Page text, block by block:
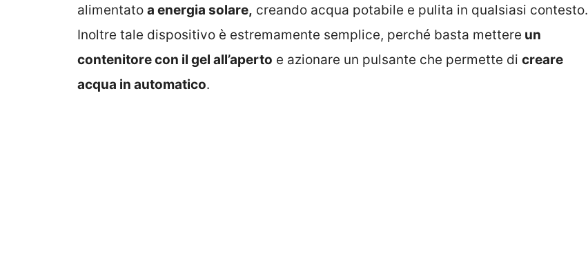
alimentato a energia solare, creando acqua potabile e pulita in qualsiasi contesto.
Inoltre tale dispositivo è estremamente semplice, perché basta mettere un
contenitore con il gel all’aperto e azionare un pulsante che permette di creare
acqua in automatico.